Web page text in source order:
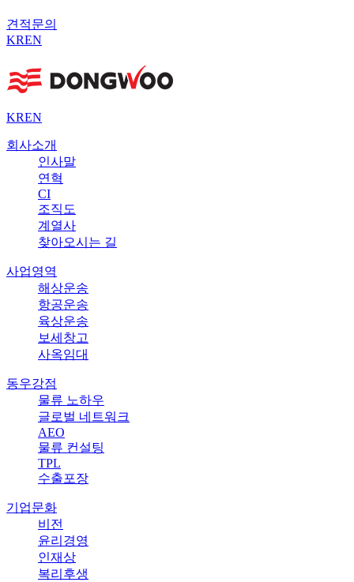
견적문의
KREN
KREN
회사소개
인사말
연혁
CI
조직도
계열사
찾아오시는 길
사업영역
해상운송
항공운송
육상운송
보세창고
사옥임대
동우강점
물류 노하우
글로벌 네트워크
AEO
물류 컨설팅
TPL
수출포장
기업문화
비전
윤리경영
인재상
복리후생